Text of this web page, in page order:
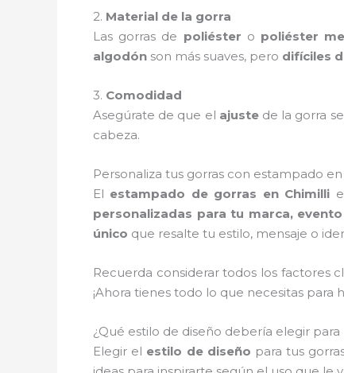
2. Material de la gorra
Las gorras de poliéster o poliéster
algodón son más suaves, pero difíciles
3. Comodidad
Asegúrate de que el ajustede la gorra
cabeza.
Personaliza tus gorras con estampado
El estampado de gorras en Chimilli
personalizadas para tu marca,
único que resalte tu estilo, mensaje o
Recuerda considerar todos los factores
¡Ahora tienes todo lo que necesitas para
¿Qué estilo de diseño debería elegir para
Elegir el estilo de diseño para tus